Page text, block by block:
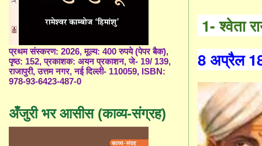
1-श्वेता
8अप्रैल
प्रथम संस्करण: 2026, मूल्य: 400 रुपये (पेपर बैक),
पृष्ठ: 152, प्रकाशक: अयन प्रकाशन, जे- 19/ 139,
राजापुरी, उत्तम नगर, नई दिल्ली- 110059, ISBN:
978-93-6423-487-0
अँजुरी भर आसीस (काव्य-संग्रह)